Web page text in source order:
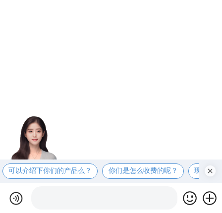
可以介绍下你们的产品么？ 你们是怎么收费的呢？ 现在有